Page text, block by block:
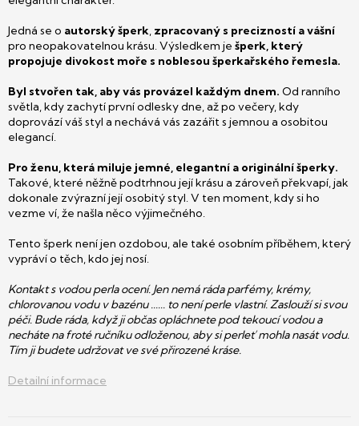
Jedná se o autorský šperk, zpracovaný s precizností a vášní
pro neopakovatelnou krásu. Výsledkem je šperk, který
propojuje divokost moře s noblesou šperkařského řemesla.
Byl stvořen tak, aby vás provázel každým dnem. Od ranního
světla, kdy zachytí první odlesky dne, až po večery, kdy
doprovází váš styl a nechává vás zazářit s jemnou a osobitou
elegancí.
Pro ženu, která miluje jemné, elegantní a originální šperky.
Takové, které něžně podtrhnou její krásu a zároveň překvapí, jak
dokonale zvýrazní její osobitý styl. V ten moment, kdy si ho
vezme ví, že našla něco výjimečného.
Tento šperk není jen ozdobou, ale také osobním příběhem, který
vypráví o těch, kdo jej nosí.
Kontakt s vodou perla ocení. Jen nemá ráda parfémy, krémy,
chlorovanou vodu v bazénu ...... to není perle vlastní. Zaslouží si svou
péči. Bude ráda, když ji občas opláchnete pod tekoucí vodou a
necháte na froté ručníku odloženou, aby si perleť mohla nasát vodu.
Tím ji budete udržovat ve své přirozené kráse.
Detailní informace